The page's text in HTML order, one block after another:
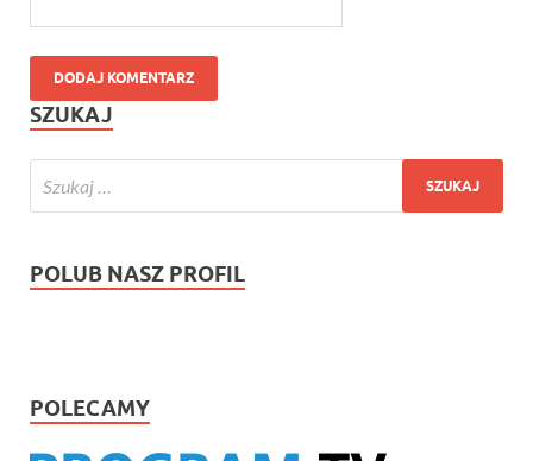
SZUKAJ
POLUB NASZ PROFIL
POLECAMY